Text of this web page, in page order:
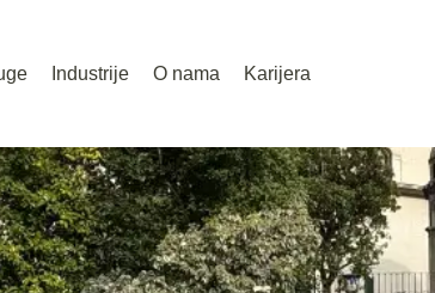
Industrije O nama Karijera